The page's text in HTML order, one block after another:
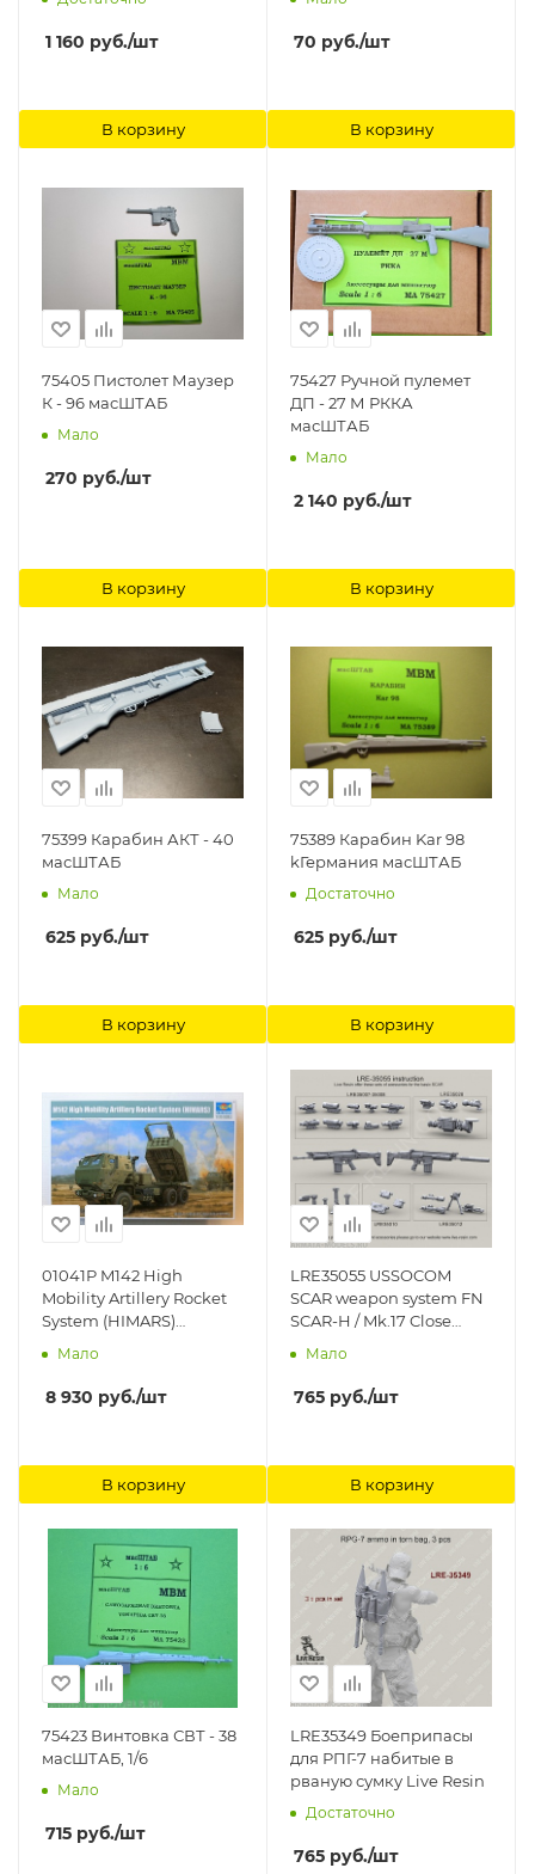
1 160 руб./шт
В корзину
70 руб./шт
В корзину
75405 Пистолет Маузер
К - 96 масШТАБ
Мало
270 руб./шт
В корзину
75427 Ручной пулемет
ДП - 27 М РККА
масШТАБ
Мало
2 140 руб./шт
В корзину
75399 Карабин АКТ - 40
масШТАБ
Мало
625 руб./шт
В корзину
75389 Карабин Kar 98
kГермания масШТАБ
Достаточно
625 руб./шт
В корзину
01041P M142 High
Mobility Artillery Rocket
System (HIMARS)
Trumpeter
Мало
8 930 руб./шт
В корзину
LRE35055 USSOCOM
SCAR weapon system FN
SCAR-H / Mk.17 Close
Quarter Combat(CQC)
Combat(CQC) with
suppressor military SCAR-
Мало
765 руб./шт
В корзину
75423 Винтовка СВТ - 38
масШТАБ, 1/6
Мало
715 руб./шт
LRE35349 Боеприпасы
для РПГ-7 набитые в
рваную сумку Live Resin
Достаточно
765 руб./шт